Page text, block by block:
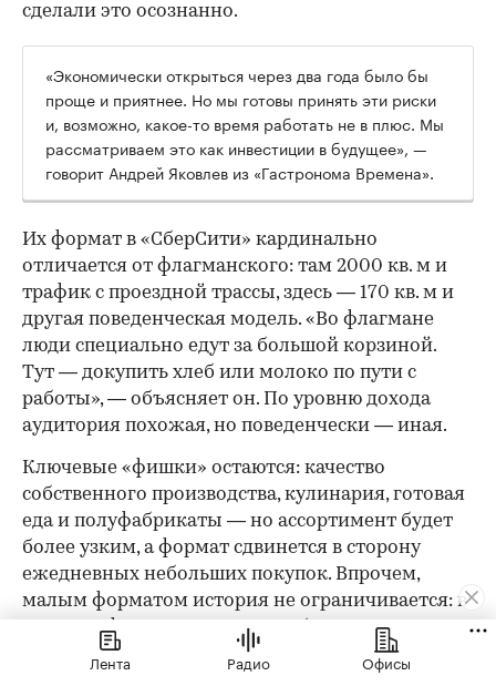
сделали это осознанно.
«Экономически открыться через два года было бы
проще и приятнее. Но мы готовы принять эти риски
и, возможно, какое-то время работать не в плюс. Мы
рассматриваем это как инвестиции в будущее», —
говорит Андрей Яковлев из «Гастронома Времена».
Их формат в «СберСити» кардинально
отличается от флагманского: там 2000 кв. м и
трафик с проездной трассы, здесь — 170 кв. м и
другая поведенческая модель. «Во флагмане
люди специально едут за большой корзиной.
Тут — докупить хлеб или молоко по пути с
работы», — объясняет он. По уровню дохода
аудитория похожая, но поведенчески — иная.
Ключевые «фишки» остаются: качество
собственного производства, кулинария, готовая
еда и полуфабрикаты — но ассортимент будет
более узким, а формат сдвинется в сторону
ежедневных небольших покупок. Впрочем,
малым форматом история не ограничивается: в
составе офисного кластера «СберСити» команда
планирует открыть флагманский магазин
Лента Радио Офисы